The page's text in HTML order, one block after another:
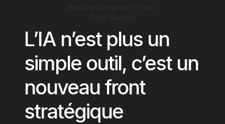
L’IA n’est plus un
simple outil, c’est un
nouveau front
stratégique